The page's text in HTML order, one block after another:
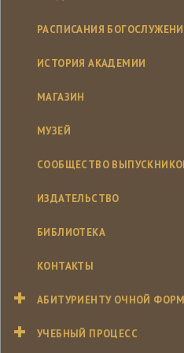
РАСПИСАНИЯ
ИСТОРИЯ АКАДЕМИИ
МАГАЗИН
МУЗЕЙ
СООБЩЕСТВО
ИЗДАТЕЛЬСТВО
БИБЛИОТЕКА
КОНТАКТЫ
АБИТУРИЕНТУ ОЧНОЙ
УЧЕБНЫЙ ПРОЦЕСС